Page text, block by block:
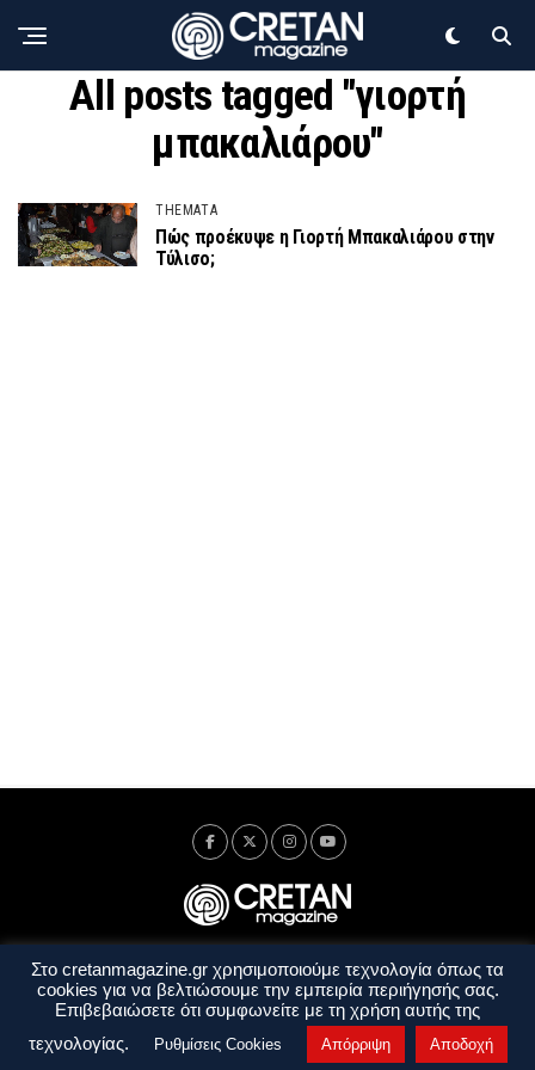
All posts tagged "γιορτή
μπακαλιάρου"
THEMATA
Πώς προέκυψε η Γιορτή Μπακαλιάρου στην
Τύλισο;
Ταυτότητα Πολιτική Απορρήτου
Όροι Χρήσης
Όροι και Προϋποθέσεις
Στο cretanmagazine.gr χρησιμοποιούμε τεχνολογία όπως τα
cookies για να βελτιώσουμε την εμπειρία περιήγησής σας.
Επιβεβαιώσετε ότι συμφωνείτε με τη χρήση αυτής της
τεχνολογίας.
Ρυθμίσεις Cookies Απόρριψη Αποδοχή